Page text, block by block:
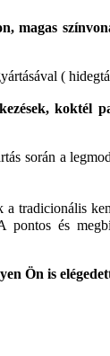
magas
(
során a
tradicionális
és
Ön is